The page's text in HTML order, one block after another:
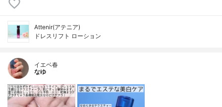
Attenir(アテニア)
ドレスリフト ローション
イエベ春
なゆ